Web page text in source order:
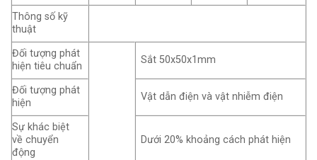
Thông số kỹ
thuật
Đối tượng phát
hiện tiêu chuẩn
Sắt 50x50x1mm
Đối tượng phát
hiện
Vật dẫn điện và vật nhiễm điện
Sự khác biệt
về chuyển
động
Dưới 20% khoảng cách phát hiện